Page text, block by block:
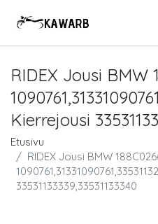
RIDEX Jousi BMW
Kierrejousi
Etusivu
RIDEX Jousi BMW
33531133339,33531133340